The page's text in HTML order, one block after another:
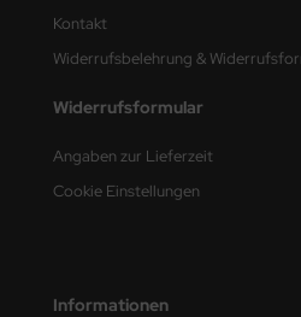
Kontakt
Widerrufsbelehrung &
Widerrufsformular
Angaben zur Lieferzeit
Cookie Einstellungen
Informationen